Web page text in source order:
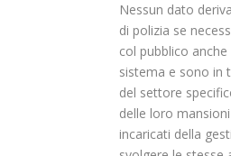
Nessun dato
di polizia se
col pubblico
sistema e sono in
del settore
delle loro
incaricati della